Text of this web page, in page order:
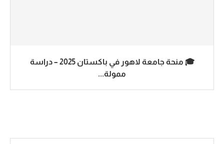
🎓 منحة جامعة لاهور في باكستان 2025 – دراسة
ممولة...